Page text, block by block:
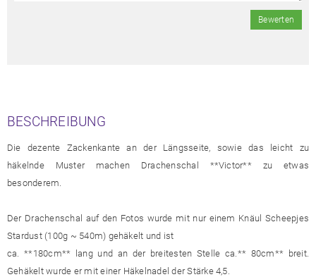
Bewerten
BESCHREIBUNG
Die dezente Zackenkante an der Längsseite, sowie das leicht zu
häkelnde Muster machen Drachenschal **Victor** zu etwas
besonderem.
Der Drachenschal auf den Fotos wurde mit nur einem Knäul Scheepjes
Stardust (100g ~ 540m) gehäkelt und ist
ca. **180cm** lang und an der breitesten Stelle ca.** 80cm** breit.
Gehäkelt wurde er mit einer Häkelnadel der Stärke 4,5.